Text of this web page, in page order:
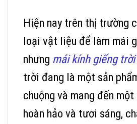
Hiện nay trên thị trường
loại vật liệu để làm mái
nhưng mái kính giếng trời
trời đang là một sản
chuộng và mang đến một
hoàn hảo và tươi sáng,